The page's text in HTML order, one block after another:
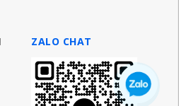
ZALO CHAT